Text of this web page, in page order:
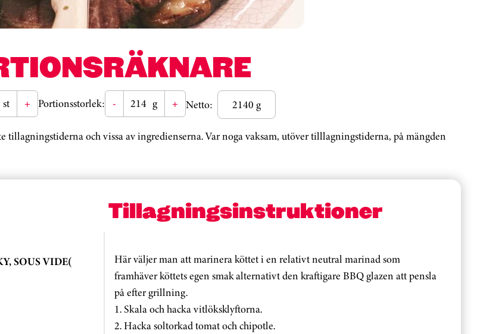
st + Portionsstorlek: - g + Netto: 2140 g
och vissa av ingredienserna. Var noga vaksam, utöver tilllagningstiderna, på mängden
Tillagningsinstruktioner
SOUS VIDE(
Här väljer man att marinera köttet i en relativt neutral marinad som
framhäver köttets egen smak alternativt den kraftigare BBQ glazen att pensla
på efter grillning.
1. Skala och hacka vitlöksklyftorna.
2. Hacka soltorkad tomat och chipotle.